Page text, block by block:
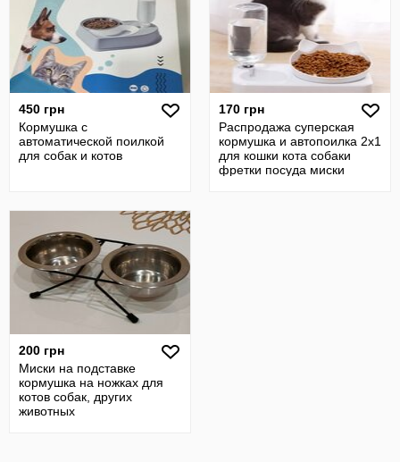
450 грн
Кормушка с
автоматической поилкой
для собак и котов
170 грн
Распродажа суперская
кормушка и автопоилка 2х1
для кошки кота собаки
фретки посуда миски
200 грн
Миски на подставке
кормушка на ножках для
котов собак, других
животных